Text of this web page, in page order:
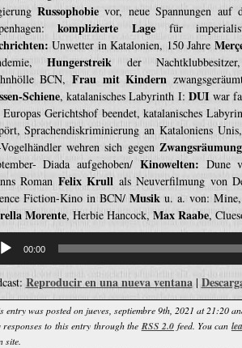
Russophobievor, neue Spannungen auf
komplizierte Lagefür
Unwetter in Katalonien, 150 Jahre
Hungerstreik der Nachtklubbesitzer,
BCN, Frau mit Kindern
Schiene, katalanisches Labyrinth I:DUI war
Gerichtshof beendet, katalanisches
Sprachendiskriminierung an Kataloniens
wehren sich gegenZwangsräumung
Diada aufgehoben/ Kinowelten: Dune
Roman Felix Krull als Neuverfilmung von
Fiction-Kino in BCN/ Musiku. a. von:
Morente, Herbie Hancock, Max Raabe,
00:00
Reproducir en una nueva ventana|
entry was posted on jueves, septiembre 9th, 2021 at 21:20
responses to this entry through the RSS 2.0 feed. You can
site.